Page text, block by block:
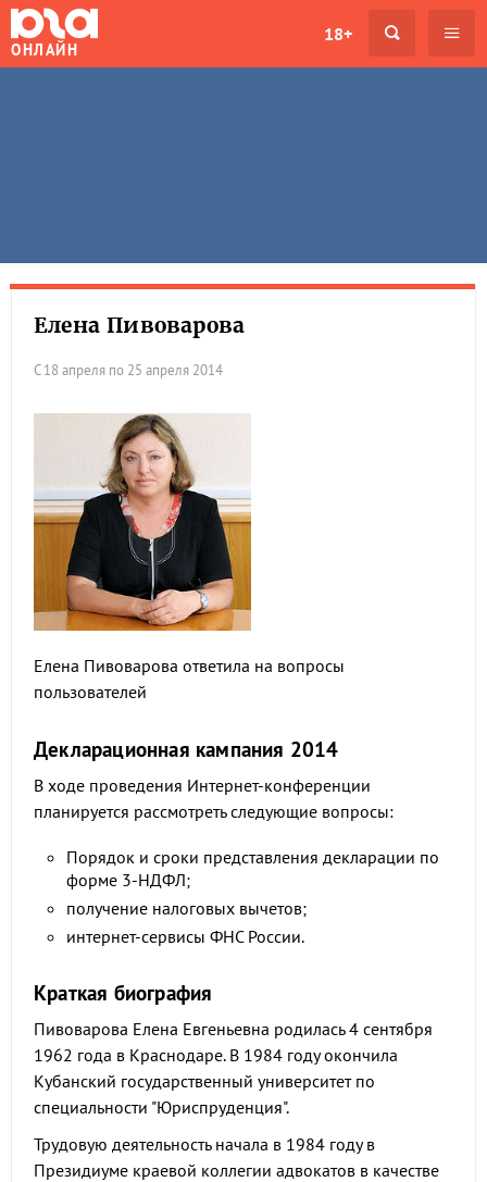
ОНЛАЙН
18+
Елена Пивоварова
С 18 апреля по 25 апреля 2014
Елена Пивоварова ответила на вопросы
пользователей
Декларационная кампания 2014
В ходе проведения Интернет-конференции
планируется рассмотреть следующие вопросы:
Порядок и сроки представления декларации по
форме 3-НДФЛ;
получение налоговых вычетов;
интернет-сервисы ФНС России.
Краткая биография
Пивоварова Елена Евгеньевна родилась 4 сентября
1962 года в Краснодаре. В 1984 году окончила
Кубанский государственный университет по
специальности "Юриспруденция".
Трудовую деятельность начала в 1984 году в
Президиуме краевой коллегии адвокатов в качестве